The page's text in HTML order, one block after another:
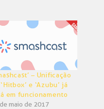
– Unificação
e ‘Azubu’ já
em funcionamento
maio de 2017